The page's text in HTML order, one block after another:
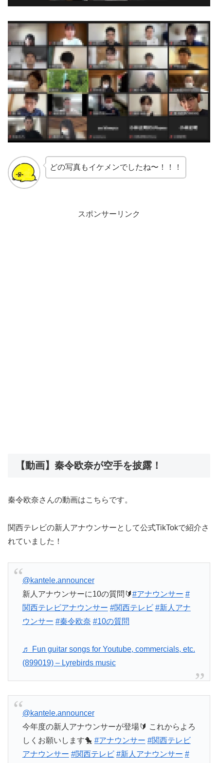
どの写真もイケメンでしたね〜！！！
スポンサーリンク
【動画】秦令欧奈が空手を披露！
秦令欧奈さんの動画はこちらです。
関西テレビの新人アナウンサーとして公式TikTokで紹介さ
れていました！
@kantele.announcer
新人アナウンサーに10の質問🔰#アナウンサー #
関西テレビアナウンサー #関西テレビ #新人アナ
ウンサー #秦令欧奈 #10の質問
♬ Fun guitar songs for Youtube, commercials, etc.
(899019) – Lyrebirds music
@kantele.announcer
今年度の新人アナウンサーが登場🔰 これからよろ
しくお願いします🐤 #アナウンサー #関西テレビ
アナウンサー #関西テレビ #新人アナウンサー #